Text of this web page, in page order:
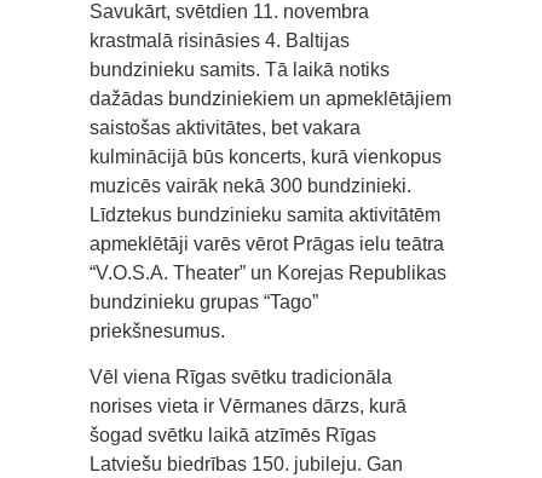
Savukārt, svētdien 11. novembra
krastmalā risināsies 4. Baltijas
bundzinieku samits. Tā laikā notiks
dažādas bundziniekiem un apmeklētājiem
saistošas aktivitātes, bet vakara
kulminācijā būs koncerts, kurā vienkopus
muzicēs vairāk nekā 300 bundzinieki.
Līdztekus bundzinieku samita aktivitātēm
apmeklētāji varēs vērot Prāgas ielu teātra
“V.O.S.A. Theater” un Korejas Republikas
bundzinieku grupas “Tago”
priekšnesumus.
Vēl viena Rīgas svētku tradicionāla
norises vieta ir Vērmanes dārzs, kurā
šogad svētku laikā atzīmēs Rīgas
Latviešu biedrības 150. jubileju. Gan